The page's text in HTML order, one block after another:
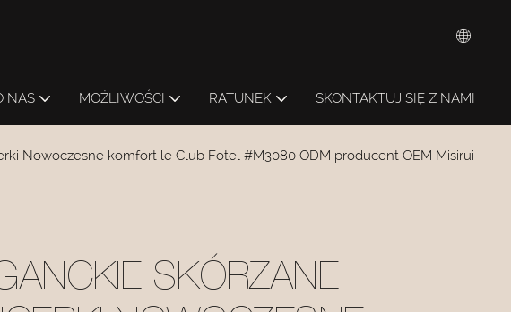
NAS MOŻLIWOŚCI RATUNEK SKONTAKTUJ SIĘ Z NAMI
Nowoczesne komfort le Club Fotel #M3080 ODM producent OEM Misirui
SKÓRZANE